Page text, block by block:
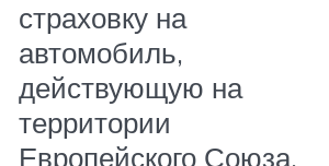
страховку на
автомобиль,
действующую на
территории
Европейского Союза.